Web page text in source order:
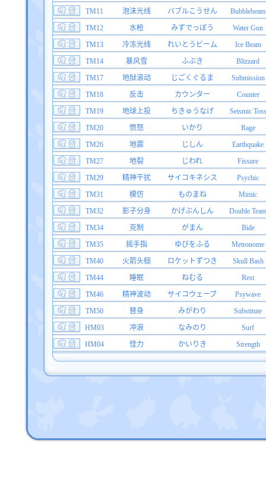
TM11
泡沫光线 バブルこうせん
Bubblebeam
TM12
水枪 みずでっぽう
Water Gun
TM13
冷冻光线 れいとうビーム
Ice Beam
TM14
暴风雪 ふぶき
Blizzard
TM17
地狱滚动 じごくぐるま
Submission
TM18
反击 カウンター
Counter
TM19
地球上投 ちきゅうなげ
Seismic Toss
TM20
愤怒 いかり
Rage
TM26
地震 じしん
Earthquake
TM27
地裂 じわれ
Fissure
TM29
精神干扰 サイコキネシス
Psychic
TM31
模仿 ものまね
Mimic
TM32
影子分身 かげぶんしん
Double Team
TM34
克制 がまん
Bide
TM35
摇手指 ゆびをふる
Metronome
TM40
火箭头槌 ロケットずつき
Skull Bash
TM44
睡眠 ねむる
Rest
TM46
精神波动 サイコウェーブ
Psywave
TM50
替身 みがわり
Substitute
HM03
冲浪 なみのり
Surf
HM04
怪力 かいりき Strength